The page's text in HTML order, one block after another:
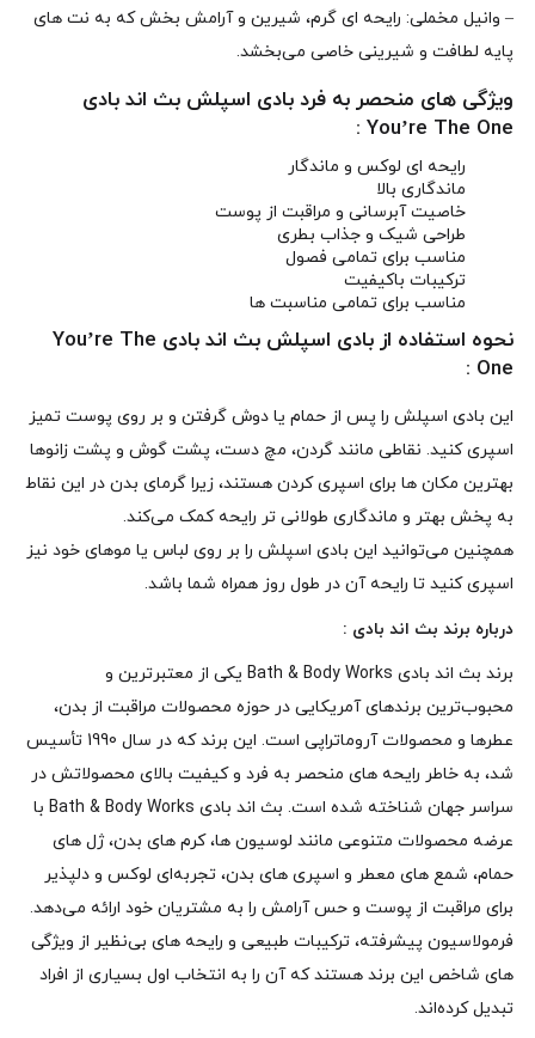
– وانیل مخملی: رایحه‌ ای گرم، شیرین و آرامش‌ بخش که به نت‌ های
پایه لطافت و شیرینی خاصی می‌بخشد.
ویژگی‌ های منحصر به‌ فرد بادی اسپلش بث اند بادی
You’re The One :
رایحه‌ ای لوکس و ماندگار
ماندگاری بالا
خاصیت آبرسانی و مراقبت از پوست
طراحی شیک و جذاب بطری
مناسب برای تمامی فصول
ترکیبات باکیفیت
مناسب برای تمامی مناسبت‌ ها
نحوه استفاده از بادی اسپلش بث اند بادی You’re The
One :
این بادی اسپلش را پس از حمام یا دوش گرفتن و بر روی پوست تمیز
اسپری کنید. نقاطی مانند گردن، مچ دست، پشت گوش و پشت زانوها
بهترین مکان‌ ها برای اسپری کردن هستند، زیرا گرمای بدن در این نقاط
به پخش بهتر و ماندگاری طولانی‌ تر رایحه کمک می‌کند.
همچنین می‌توانید این بادی اسپلش را بر روی لباس یا موهای خود نیز
اسپری کنید تا رایحه آن در طول روز همراه شما باشد.
درباره برند بث اند بادی :
برند بث اند بادی Bath & Body Works یکی از معتبرترین و
محبوب‌ترین برندهای آمریکایی در حوزه محصولات مراقبت از بدن،
عطرها و محصولات آروماتراپی است. این برند که در سال 1990 تأسیس
شد، به خاطر رایحه‌ های منحصر به‌ فرد و کیفیت بالای محصولاتش در
سراسر جهان شناخته شده است. بث اند بادی Bath & Body Works با
عرضه محصولات متنوعی مانند لوسیون‌ ها، کرم‌ های بدن، ژل‌ های
حمام، شمع‌ های معطر و اسپری‌ های بدن، تجربه‌ای لوکس و دلپذیر
برای مراقبت از پوست و حس آرامش را به مشتریان خود ارائه می‌دهد.
فرمولاسیون پیشرفته، ترکیبات طبیعی و رایحه‌ های بی‌نظیر از ویژگی‌
های شاخص این برند هستند که آن را به انتخاب اول بسیاری از افراد
تبدیل کرده‌اند.